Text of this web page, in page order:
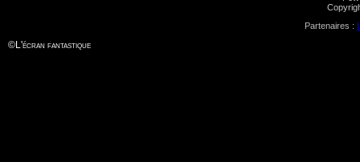
Partenaires :
©L'écran fantastique